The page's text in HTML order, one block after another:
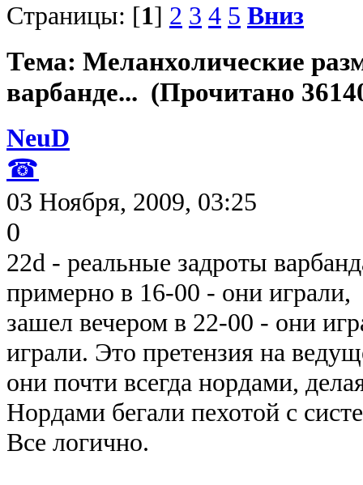
Страницы: [1] 2 3 4 5 Вниз
Тема: Меланхолические
варбанде... (Прочитано
NeuD
☎
03 Ноября, 2009, 03:25
0
22d - реальные задроты
примерно в 16-00 - они играли,
зашел вечером в 22-00 - они
играли. Это претензия на
они почти всегда нордами,
Нордами бегали пехотой с
Все логично.